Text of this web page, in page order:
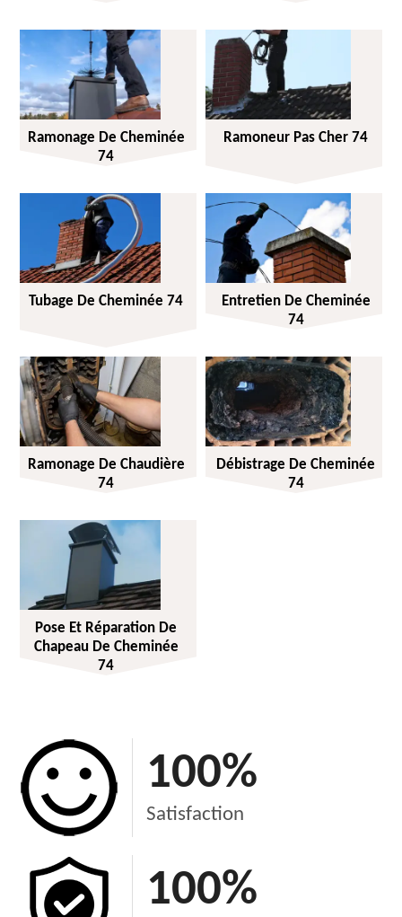
Ramonage De Cheminée
74
Ramoneur Pas Cher 74
Tubage De Cheminée 74
Entretien De Cheminée
74
Ramonage De Chaudière
74
Débistrage De Cheminée
74
Pose Et Réparation De
Chapeau De Cheminée
74
100%
Satisfaction
100%